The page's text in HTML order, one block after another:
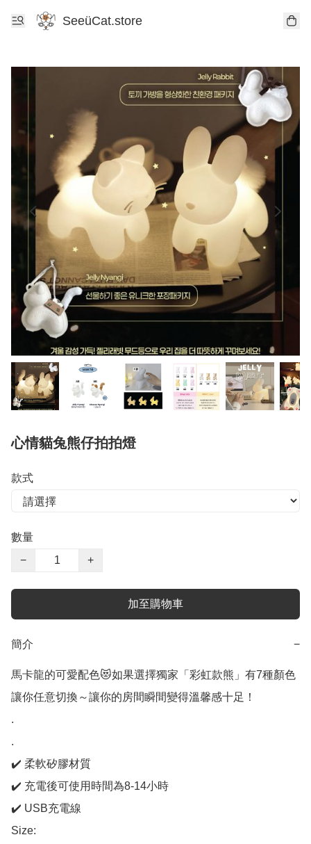
SeeüCat.store
心情貓兔熊仔拍拍燈
款式
數量
−
+
加至購物車
簡介 −
馬卡龍的可愛配色😻如果選擇獨家「彩虹款熊」有7種顏色
讓你任意切換～讓你的房間瞬間變得溫馨感十足！
.
.
✔️ 柔軟矽膠材質
✔️ 充電後可使用時間為8-14小時
✔️ USB充電線
Size: